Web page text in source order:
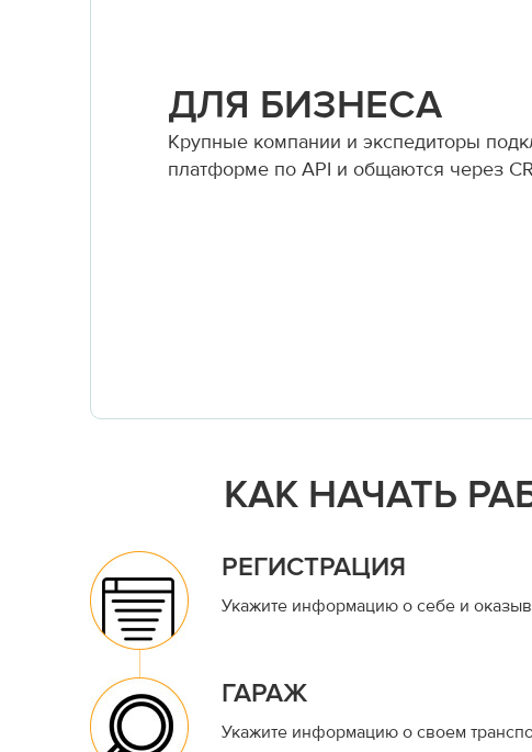
ДЛЯ БИЗНЕСА
Крупные компании и экспедиторы
платформе по API и общаются через
КАК НАЧАТЬ
РЕГИСТРАЦИЯ
Укажите информацию о себе и
ГАРАЖ
Укажите информацию о своем